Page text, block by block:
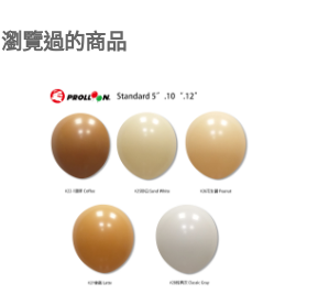
瀏覽過的商品